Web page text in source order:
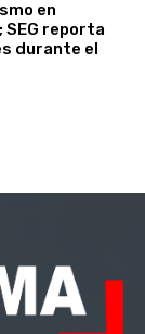
en
SEG reporta
durante el